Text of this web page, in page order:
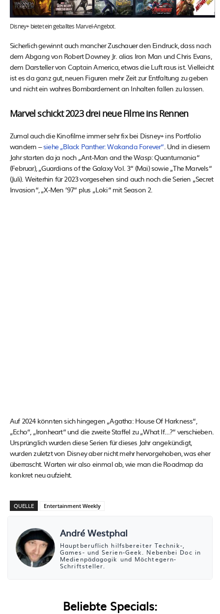
Disney+ bietet ein geballtes Marvel-Angebot.
Sicherlich gewinnt auch mancher Zuschauer den Eindruck, dass nach
dem Abgang von Robert Downey Jr. alias Iron Man und Chris Evans,
dem Darsteller von Captain America, etwas die Luft raus ist. Vielleicht
ist es da ganz gut, neuen Figuren mehr Zeit zur Entfaltung zu geben
und nicht ein wahres Bombardement an Inhalten fallen zu lassen.
Marvel schickt 2023 drei neue Filme ins Rennen
Zumal auch die Kinofilme immer sehr fix bei Disney+ ins Portfolio
wandern –siehe „Black Panther: Wakanda Forever“ . Und in diesem
Jahr starten da ja noch „Ant-Man and the Wasp: Quantumania“
(Februar), „Guardians of the Galaxy Vol. 3“ (Mai) sowie „The Marvels“
(Juli). Weiterhin für 2023 vorgesehen sind auch noch die Serien „Secret
Invasion“, „X-Men ’97“ plus „Loki“ mit Season 2.
Auf 2024 könnten sich hingegen „Agatha: House Of Harkness“,
„Echo“, „Ironheart“ und die zweite Staffel zu „What If…?“ verschieben.
Ursprünglich wurden diese Serien für dieses Jahr angekündigt,
wurden zuletzt von Disney aber nicht mehr hervorgehoben, was eher
überrascht. Warten wir also einmal ab, wie man die Roadmap da
konkret neu aufzieht.
QUELLE Entertainment Weekly
André Westphal
Hauptberuflich hilfsbereiter Technik-,
Games- und Serien-Geek. Nebenbei Doc in
Medienpädagogik und Möchtegern-
Schriftsteller.
Beliebte Specials: